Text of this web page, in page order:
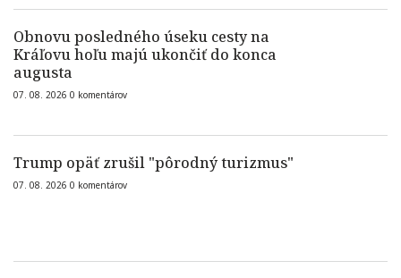
Obnovu posledného úseku cesty na
Kráľovu hoľu majú ukončiť do konca
augusta
07. 08. 2026 0 komentárov
Trump opäť zrušil "pôrodný turizmus"
07. 08. 2026 0 komentárov